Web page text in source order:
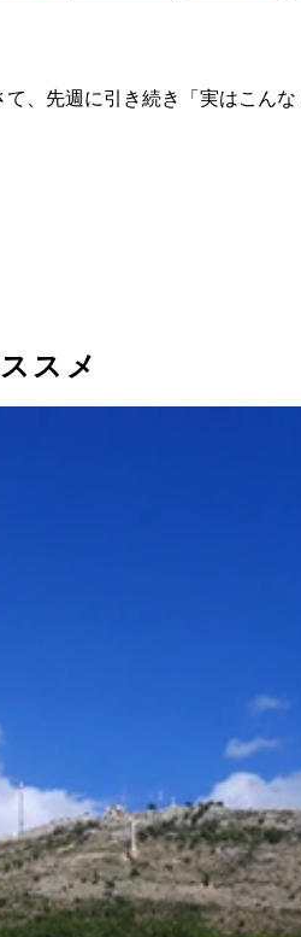
ベグ像
、先週に引き続き「実はこん
スメ